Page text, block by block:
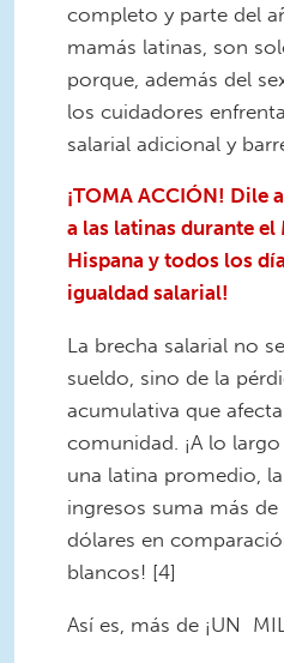
completo y parte del
mamás latinas, son
porque, además del
los cuidadores
salarial adicional y
¡TOMA ACCIÓN! Dile
a las latinas durante el
Hispana y todos los
igualdad salarial!
La brecha salarial no
sueldo, sino de la
acumulativa que
comunidad. ¡A lo
una latina promedio,
ingresos suma más
dólares en
blancos! [4]
Así es, más de ¡UN